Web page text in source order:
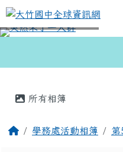
跳至主內容區
大竹國中全球資
所有相簿
回首頁學務處活動相簿